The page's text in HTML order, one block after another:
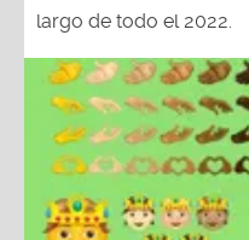
largo de todo el 2022.